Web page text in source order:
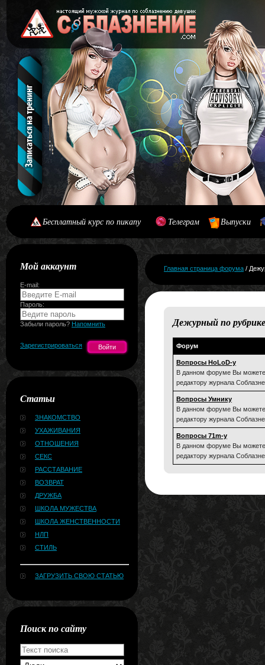
Бесплатный курс по пикапу Телеграм Выпуски
Мой аккаунт
E-mail:
Пароль:
Забыли пароль? Напомнить
Зарегистрироваться
Статьи
ЗНАКОМСТВО
УХАЖИВАНИЯ
ОТНОШЕНИЯ
СЕКС
РАССТАВАНИЕ
ВОЗВРАТ
ДРУЖБА
ШКОЛА МУЖЕСТВА
ШКОЛА ЖЕНСТВЕННОСТИ
НЛП
СТИЛЬ
ЗАГРУЗИТЬ СВОЮ СТАТЬЮ
Поиск по сайту
Главная страница форума /
Дежурный по рубрике
Форум
Вопросы HoLoD-у
В данном форуме Вы можете
редактору журнала
Вопросы Умнику
В данном форуме Вы
редактору журнала
Вопросы 71m-у
В данном форуме Вы
редактору журнала